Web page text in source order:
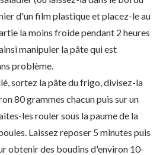
d'un film plastique et placez-le au
la moins froide pendant 2 heures
manipuler la pâte qui est
problème.
sortez la pâte du frigo, divisez-la
80 grammes chacun puis sur un
les rouler sous la paume de la
Laissez reposer 5 minutes puis
obtenir des boudins d'environ 10-